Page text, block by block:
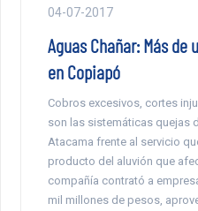
04-07-2017
Aguas Chañar: Más de
en Copiapó
Cobros excesivos, cortes
son las sistemáticas quejas
Atacama frente al servicio
producto del aluvión que
compañía contrató a
mil millones de pesos,